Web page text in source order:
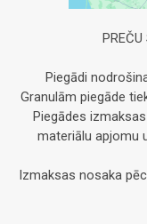
Piegādi
Granulām piegāde
Piegādes
materiālu apjomu
Izmaksas nosaka